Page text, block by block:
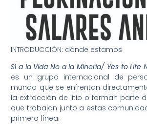
INTRODUCCIÓN: dónde estamos
Sí a la Vida No a la Minería/ Yes to Life
es un grupo internacional de
mundo que se enfrentan
la extracción de litio o forman parte
que trabajan junto a estas
primera línea.